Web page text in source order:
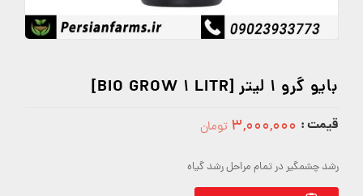
بایو گرو 1 لیتر [BIO GROW 1 LITR]
قیمت : ۳,۰۰۰,۰۰۰ تومان
رشد چشمگیر در تمام مراحل رشد گیاه